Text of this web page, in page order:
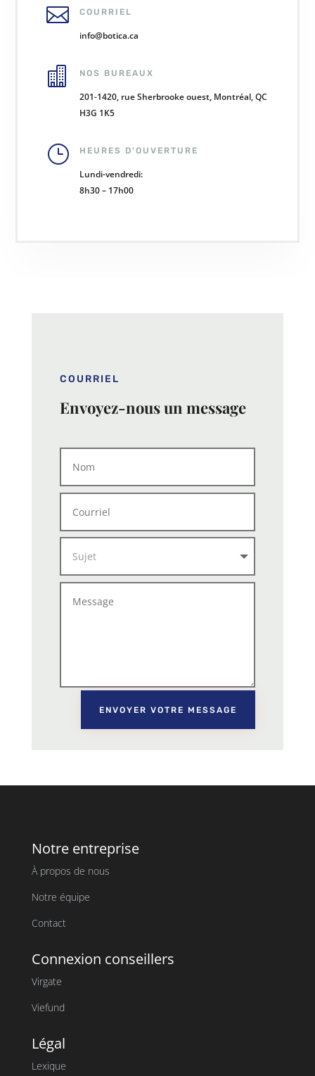
 COURRIEL
info@botica.ca
 NOS BUREAUX
201-1420, rue Sherbrooke ouest, Montréal, QC
H3G 1K5
} HEURES D'OUVERTURE
Lundi-vendredi:
8h30 – 17h00
COURRIEL
Envoyez-nous un message
ENVOYER VOTRE MESSAGE
Notre entreprise
À propos de nous
Notre équipe
Contact
Connexion conseillers
Virgate
Viefund
Légal
Lexique